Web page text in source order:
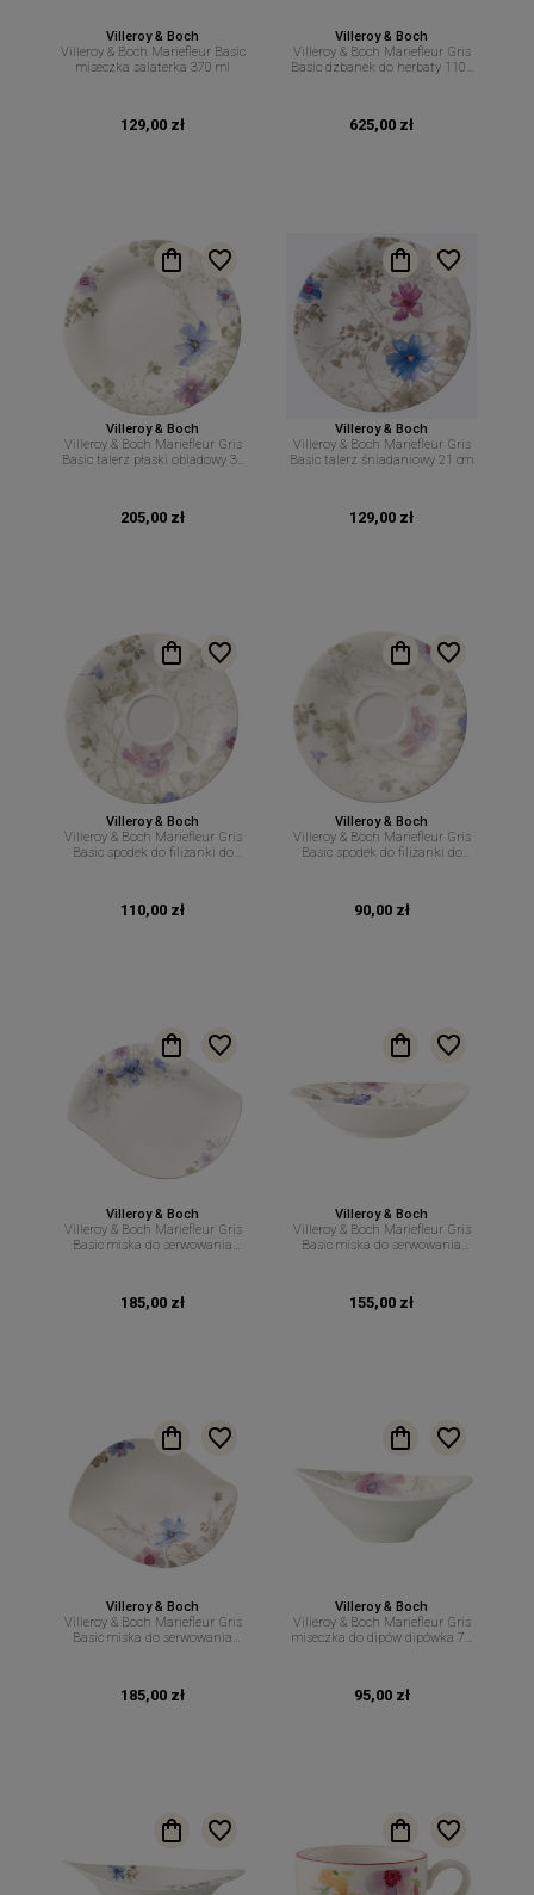
Villeroy & Boch
Villeroy & Boch Mariefleur Basic
miseczka salaterka 370 ml
129,00 zł
Villeroy & Boch
Villeroy & Boch Mariefleur Gris
Basic dzbanek do herbaty 1100
625,00 zł
Villeroy & Boch
Villeroy & Boch Mariefleur Gris
Basic talerz płaski obiadowy 30
205,00 zł
Villeroy & Boch
Villeroy & Boch Mariefleur Gris
Basic talerz śniadaniowy 21 cm
129,00 zł
Villeroy & Boch
Villeroy & Boch Mariefleur Gris
Basic spodek do filiżanki do
110,00 zł
Villeroy & Boch
Villeroy & Boch Mariefleur Gris
Basic spodek do filiżanki do
90,00 zł
Villeroy & Boch
Villeroy & Boch Mariefleur Gris
Basic miska do serwowania
185,00 zł
Villeroy & Boch
Villeroy & Boch Mariefleur Gris
Basic miska do serwowania
155,00 zł
Villeroy & Boch
Villeroy & Boch Mariefleur Gris
Basic miska do serwowania
185,00 zł
Villeroy & Boch
Villeroy & Boch Mariefleur Gris
miseczka do dipów dipówka 70
95,00 zł